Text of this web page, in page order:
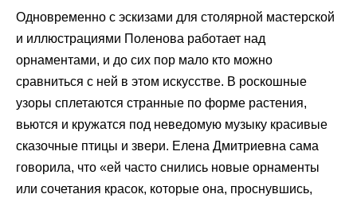
Одновременно с эскизами для столярной мастерской
и иллюстрациями Поленова работает над
орнаментами, и до сих пор мало кто можно
сравниться с ней в этом искусстве. В роскошные
узоры сплетаются странные по форме растения,
вьются и кружатся под неведомую музыку красивые
сказочные птицы и звери. Елена Дмитриевна сама
говорила, что «ей часто снились новые орнаменты
или сочетания красок, которые она, проснувшись,